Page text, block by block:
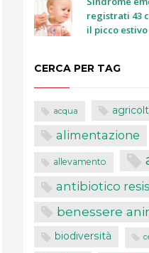
registrati 43
il picco estivo
CERCA PER TAG
acqua
alimentazione
allevamento
antibiotico
benessere
biodiversità